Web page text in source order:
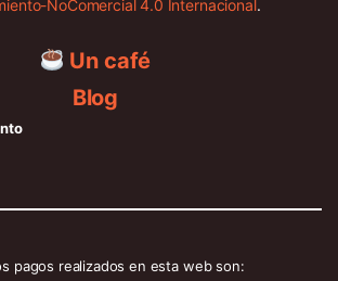
NoComercial 4.0 Internacional.
Un café
Blog
pagos realizados en esta web son: